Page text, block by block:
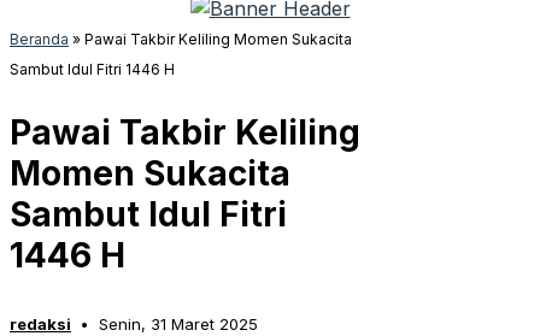
Beranda » Pawai Takbir Keliling Momen Sukacita
Sambut Idul Fitri 1446 H
Pawai Takbir Keliling
Momen Sukacita
Sambut Idul Fitri
1446 H
redaksi Senin, 31 Maret 2025